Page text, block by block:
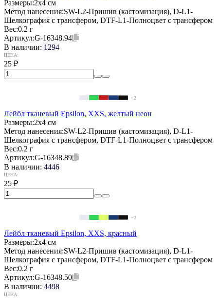
Размеры:2х4 см
Метод нанесения:SW-L2-Пришив (кастомизация), D-L1-
Шелкография с трансфером, DTF-L1-Полноцвет с трансфером
Вес:0.2 г
Артикул:G-16348.94
В наличии: 1294
ЦЕНА:
25 ₽
+2
Лейбл тканевый Epsilon, XXS, желтый неон
Размеры:2х4 см
Метод нанесения:SW-L2-Пришив (кастомизация), D-L1-
Шелкография с трансфером, DTF-L1-Полноцвет с трансфером
Вес:0.2 г
Артикул:G-16348.89
В наличии: 4446
ЦЕНА:
25 ₽
+2
Лейбл тканевый Epsilon, XXS, красный
Размеры:2х4 см
Метод нанесения:SW-L2-Пришив (кастомизация), D-L1-
Шелкография с трансфером, DTF-L1-Полноцвет с трансфером
Вес:0.2 г
Артикул:G-16348.50
В наличии: 4498
ЦЕНА: